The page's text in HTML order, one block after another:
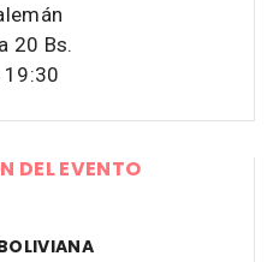
20 Bs.
19:30
DEL EVENTO